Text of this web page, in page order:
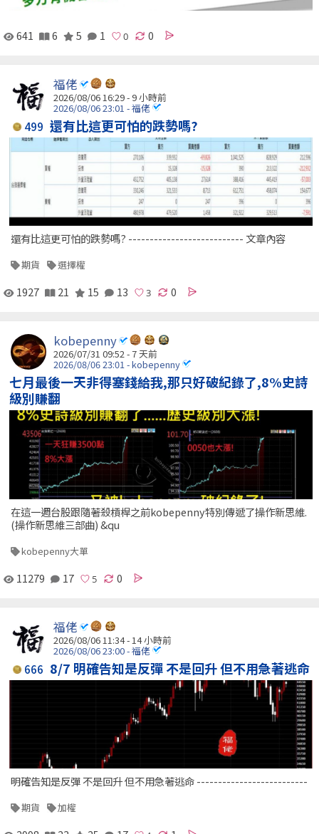
641 6 5 1 0
福佬
2026/08/06 16:29 -9 小時前
2026/08/06 23:01 - 福佬
499 還有比這更可怕的跌勢嗎?
還有比這更可怕的跌勢嗎? --------------------------- 文章內容
期貨 選擇權
1927 21 15 13 0
kobepenny
2026/07/31 09:52 - 7 天前
2026/08/06 23:01 - kobepenny
七月最後一天非得塞錢給我,那只好破紀錄了,8%史詩
級別賺翻
在這一週台股跟隨著殺槓桿之前kobepenny特別傳遞了操作新思維.
(操作新思維三部曲) &qu
kobepenny大單
11279 17 0
福佬
2026/08/06 11:34 - 14 小時前
2026/08/06 23:00 - 福佬
666 8/7 明確告知是反彈 不是回升 但不用急著逃命
明確告知是反彈 不是回升 但不用急著逃命 --------------------------
期貨 加權